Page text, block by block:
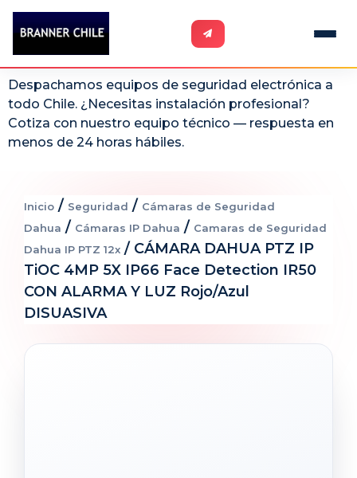
Despachamos equipos de seguridad electrónica a
todo Chile. ¿Necesitas instalación profesional?
Cotiza con nuestro equipo técnico — respuesta en
menos de 24 horas hábiles.
Inicio / Seguridad / Cámaras de Seguridad
Dahua / Cámaras IP Dahua / Camaras de Seguridad
Dahua IP PTZ 12x / CÁMARA DAHUA PTZ IP
TiOC 4MP 5X IP66 Face Detection IR50
CON ALARMA Y LUZ Rojo/Azul
DISUASIVA